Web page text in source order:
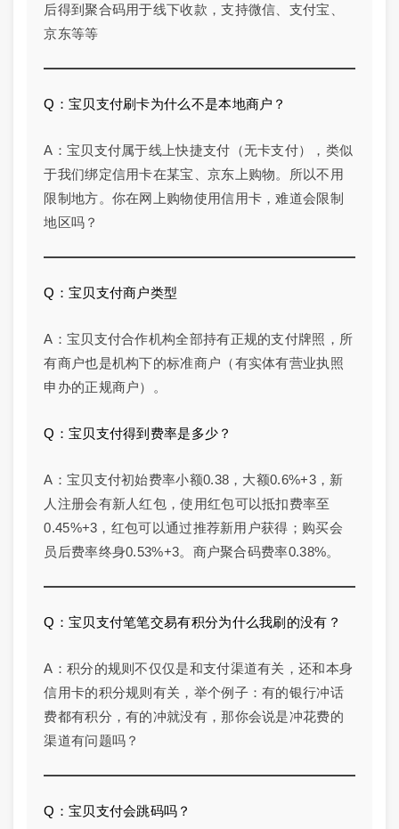
后得到聚合码用于线下收款，支持微信、支付宝、
京东等等
Q：宝贝支付刷卡为什么不是本地商户？
A：宝贝支付属于线上快捷支付（无卡支付），类似
于我们绑定信用卡在某宝、京东上购物。所以不用
限制地方。你在网上购物使用信用卡，难道会限制
地区吗？
Q：宝贝支付商户类型
A：宝贝支付合作机构全部持有正规的支付牌照，所
有商户也是机构下的标准商户（有实体有营业执照
申办的正规商户）。
Q：宝贝支付得到费率是多少？
A：宝贝支付初始费率小额0.38，大额0.6%+3，新
人注册会有新人红包，使用红包可以抵扣费率至
0.45%+3，红包可以通过推荐新用户获得；购买会
员后费率终身0.53%+3。商户聚合码费率0.38%。
Q：宝贝支付笔笔交易有积分为什么我刷的没有？
A：积分的规则不仅仅是和支付渠道有关，还和本身
信用卡的积分规则有关，举个例子：有的银行冲话
费都有积分，有的冲就没有，那你会说是冲花费的
渠道有问题吗？
Q：宝贝支付会跳码吗？